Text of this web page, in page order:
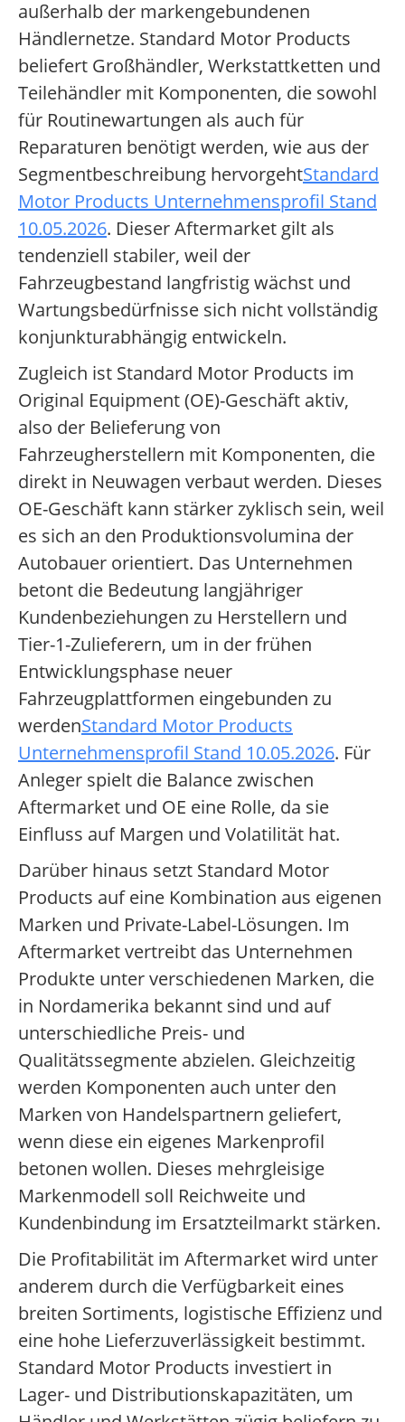
außerhalb der markengebundenen
Händlernetze. Standard Motor Products
beliefert Großhändler, Werkstattketten und
Teilehändler mit Komponenten, die sowohl
für Routinewartungen als auch für
Reparaturen benötigt werden, wie aus der
Segmentbeschreibung hervorgehtStandard
Motor Products Unternehmensprofil Stand
10.05.2026. Dieser Aftermarket gilt als
tendenziell stabiler, weil der
Fahrzeugbestand langfristig wächst und
Wartungsbedürfnisse sich nicht vollständig
konjunkturabhängig entwickeln.
Zugleich ist Standard Motor Products im
Original Equipment (OE)-Geschäft aktiv,
also der Belieferung von
Fahrzeugherstellern mit Komponenten, die
direkt in Neuwagen verbaut werden. Dieses
OE-Geschäft kann stärker zyklisch sein, weil
es sich an den Produktionsvolumina der
Autobauer orientiert. Das Unternehmen
betont die Bedeutung langjähriger
Kundenbeziehungen zu Herstellern und
Tier-1-Zulieferern, um in der frühen
Entwicklungsphase neuer
Fahrzeugplattformen eingebunden zu
werdenStandard Motor Products
Unternehmensprofil Stand 10.05.2026. Für
Anleger spielt die Balance zwischen
Aftermarket und OE eine Rolle, da sie
Einfluss auf Margen und Volatilität hat.
Darüber hinaus setzt Standard Motor
Products auf eine Kombination aus eigenen
Marken und Private-Label-Lösungen. Im
Aftermarket vertreibt das Unternehmen
Produkte unter verschiedenen Marken, die
in Nordamerika bekannt sind und auf
unterschiedliche Preis- und
Qualitätssegmente abzielen. Gleichzeitig
werden Komponenten auch unter den
Marken von Handelspartnern geliefert,
wenn diese ein eigenes Markenprofil
betonen wollen. Dieses mehrgleisige
Markenmodell soll Reichweite und
Kundenbindung im Ersatzteilmarkt stärken.
Die Profitabilität im Aftermarket wird unter
anderem durch die Verfügbarkeit eines
breiten Sortiments, logistische Effizienz und
eine hohe Lieferzuverlässigkeit bestimmt.
Standard Motor Products investiert in
Lager- und Distributionskapazitäten, um